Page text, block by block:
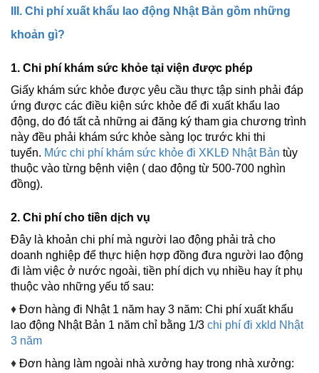
III. Chi phí xuất khẩu lao động Nhật Bản gồm những
khoản gì?
1. Chi phí khám sức khỏe tại viện được phép
Giấy khám sức khỏe được yêu cầu thực tập sinh phải đáp
ứng được các điều kiện sức khỏe để đi xuất khẩu lao
động, do đó tất cả những ai đăng ký tham gia chương trình
này đều phải khám sức khỏe sàng lọc trước khi thi
tuyển. Mức chi phí khám sức khỏe đi XKLĐ Nhật Bản tùy
thuộc vào từng bệnh viện ( dao động từ 500-700 nghìn
đồng).
2. Chi phí cho tiền dịch vụ
Đây là khoản chi phí mà người lao động phải trả cho
doanh nghiệp để thực hiện hợp đồng đưa người lao động
đi làm việc ở nước ngoài, tiền phí dịch vụ nhiều hay ít phụ
thuộc vào những yếu tố sau:
♦ Đơn hàng đi Nhật 1 năm hay 3 năm: Chi phí xuất khẩu
lao động Nhật Bản 1 năm chỉ bằng 1/3 chi phí đi xkld Nhật
3 năm
♦ Đơn hàng làm ngoài nhà xưởng hay trong nhà xưởng: